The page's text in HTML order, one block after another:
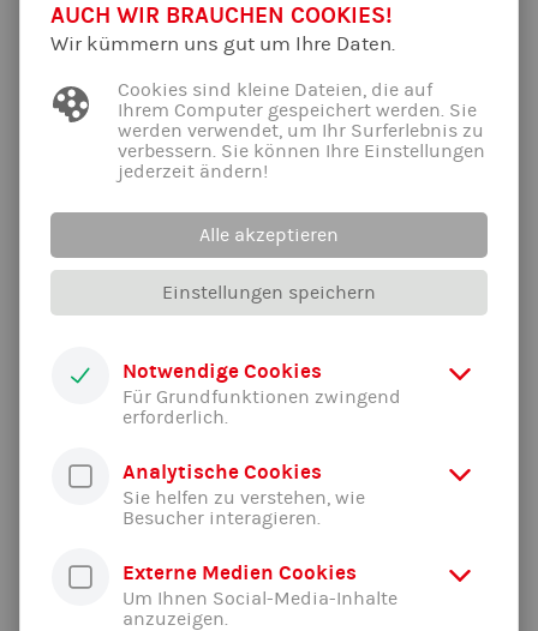
Spagat
In den folgenden Videos findet ihr gute Anleitungen für euren
AUCH WIR BRAUCHEN COOKIES!
Wir kümmern uns gut um Ihre Daten.
Cookies sind kleine Dateien, die auf
Ihrem Computer gespeichert werden. Sie
werden verwendet, um Ihr Surferlebnis zu
verbessern. Sie können Ihre Einstellungen
jederzeit ändern!
Alle akzeptieren
Einstellungen speichern
Notwendige Cookies
Für Grundfunktionen zwingend
erforderlich.
Analytische Cookies
Sie helfen zu verstehen, wie
Besucher interagieren.
Externe Medien Cookies
Um Ihnen Social-Media-Inhalte
anzuzeigen.